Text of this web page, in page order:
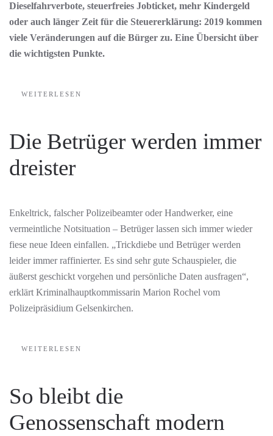
Dieselfahrverbote, steuerfreies Jobticket, mehr Kindergeld
oder auch länger Zeit für die Steuererklärung: 2019 kommen
viele Veränderungen auf die Bürger zu. Eine Übersicht über
die wichtigsten Punkte.
WEITERLESEN
Die Betrüger werden immer
dreister
Enkeltrick, falscher Polizeibeamter oder Handwerker, eine
vermeintliche Notsituation – Betrüger lassen sich immer wieder
fiese neue Ideen einfallen. „Trickdiebe und Betrüger werden
leider immer raffinierter. Es sind sehr gute Schauspieler, die
äußerst geschickt vorgehen und persönliche Daten ausfragen“,
erklärt Kriminalhauptkommissarin Marion Rochel vom
Polizeipräsidium Gelsenkirchen.
WEITERLESEN
So bleibt die
Genossenschaft modern